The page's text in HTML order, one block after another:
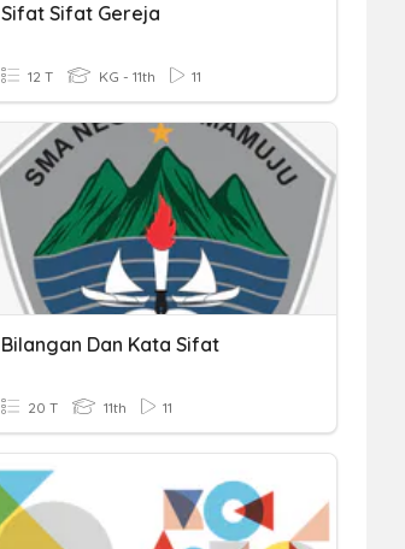
Sifat Sifat Gereja
12 T KG - 11th 11
Bilangan Dan Kata Sifat
20 T 11th 11